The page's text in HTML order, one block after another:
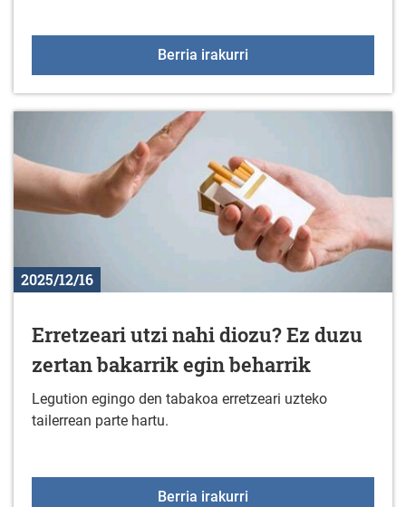
Berria irakurri
2025/12/16
Erretzeari utzi nahi diozu? Ez duzu
zertan bakarrik egin beharrik
Legution egingo den tabakoa erretzeari uzteko
tailerrean parte hartu.
Berria irakurri